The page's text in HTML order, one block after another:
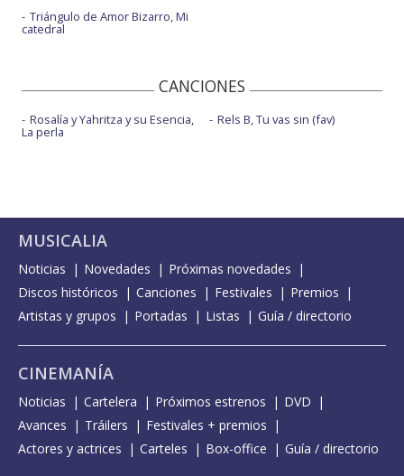
Triángulo de Amor Bizarro, Mi
catedral
CANCIONES
Rosalía y Yahritza y su Esencia,
La perla
Rels B, Tu vas sin (fav)
MUSICALIA
Noticias Novedades
Próximas novedades
Discos históricos
Canciones Festivales
Premios
Artistas y grupos
Portadas Listas Guía / directorio
CINEMANÍA
Noticias Cartelera Próximos estrenos
DVD
Avances
Tráilers
Festivales + premios
Actores y actrices
Carteles Box-office Guía / directorio